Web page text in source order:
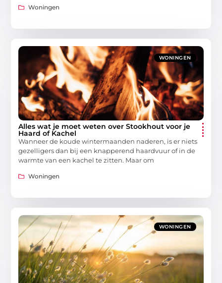
Woningen
WONINGEN
Alles wat je moet weten over Stookhout voor je
Haard of Kachel
Wanneer de koude wintermaanden naderen, is er niets
gezelligers dan bij een knapperend haardvuur of in de
warmte van een kachel te zitten. Maar om
Woningen
WONINGEN